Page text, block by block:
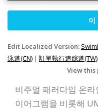
이
Edit Localized Version:
泳道(CN) | 訂單執行追踪道(TW)
View this
비주얼 패러다임 온
이어그램을 비롯해